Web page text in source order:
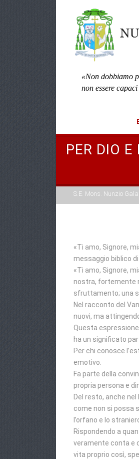
«Non dobbiamo
non essere
PER DIO
S.E. Mons. Nunzio
«Ti amo, Signore,
messaggio biblico
«Ti amo, Signore,
nostra, fortemente
sfruttamento; una
Nel racconto del
nuovi, ma
Questa espressione
ha un significato
Per chi conosce
emotivo.
Fa parte della
propria persona e
Del resto, anche
come non si possa
l’orfano e lo
Rispondendo a
veramente conta e
vita proprio così,